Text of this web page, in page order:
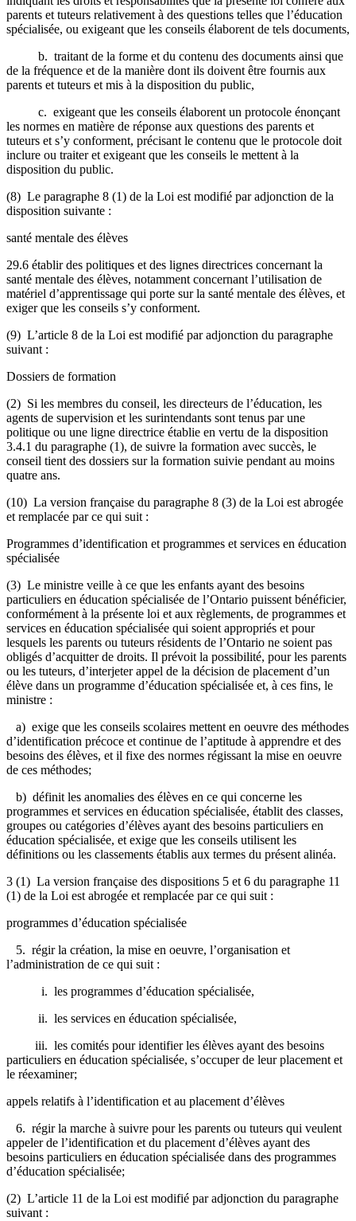
parents et tuteurs relativement à des questions telles que l’éducation
spécialisée, ou exigeant que les conseils élaborent de tels documents,
b. traitant de la forme et du contenu des documents ainsi que
de la fréquence et de la manière dont ils doivent être fournis aux
parents et tuteurs et mis à la disposition du public,
c. exigeant que les conseils élaborent un protocole énonçant
les normes en matière de réponse aux questions des parents et
tuteurs et s’y conforment, précisant le contenu que le protocole doit
inclure ou traiter et exigeant que les conseils le mettent à la
disposition du public.
(8) Le paragraphe 8 (1) de la Loi est modifié par adjonction de la
disposition suivante :
santé mentale des élèves
29.6 établir des politiques et des lignes directrices concernant la
santé mentale des élèves, notamment concernant l’utilisation de
matériel d’apprentissage qui porte sur la santé mentale des élèves, et
exiger que les conseils s’y conforment.
(9) L’article 8 de la Loi est modifié par adjonction du paragraphe
suivant :
Dossiers de formation
(2) Si les membres du conseil, les directeurs de l’éducation, les
agents de supervision et les surintendants sont tenus par une
politique ou une ligne directrice établie en vertu de la disposition
3.4.1 du paragraphe (1), de suivre la formation avec succès, le
conseil tient des dossiers sur la formation suivie pendant au moins
quatre ans.
(10) La version française du paragraphe 8 (3) de la Loi est abrogée
et remplacée par ce qui suit :
Programmes d’identification et programmes et services en éducation
spécialisée
(3) Le ministre veille à ce que les enfants ayant des besoins
particuliers en éducation spécialisée de l’Ontario puissent bénéficier,
conformément à la présente loi et aux règlements, de programmes et
services en éducation spécialisée qui soient appropriés et pour
lesquels les parents ou tuteurs résidents de l’Ontario ne soient pas
obligés d’acquitter de droits. Il prévoit la possibilité, pour les parents
ou les tuteurs, d’interjeter appel de la décision de placement d’un
élève dans un programme d’éducation spécialisée et, à ces fins, le
ministre :
a) exige que les conseils scolaires mettent en oeuvre des méthodes
d’identification précoce et continue de l’aptitude à apprendre et des
besoins des élèves, et il fixe des normes régissant la mise en oeuvre
de ces méthodes;
b) définit les anomalies des élèves en ce qui concerne les
programmes et services en éducation spécialisée, établit des classes,
groupes ou catégories d’élèves ayant des besoins particuliers en
éducation spécialisée, et exige que les conseils utilisent les
définitions ou les classements établis aux termes du présent alinéa.
3 (1) La version française des dispositions 5 et 6 du paragraphe 11
(1) de la Loi est abrogée et remplacée par ce qui suit :
programmes d’éducation spécialisée
5. régir la création, la mise en oeuvre, l’organisation et
l’administration de ce qui suit :
i. les programmes d’éducation spécialisée,
ii. les services en éducation spécialisée,
iii. les comités pour identifier les élèves ayant des besoins
particuliers en éducation spécialisée, s’occuper de leur placement et
le réexaminer;
appels relatifs à l’identification et au placement d’élèves
6. régir la marche à suivre pour les parents ou tuteurs qui veulent
appeler de l’identification et du placement d’élèves ayant des
besoins particuliers en éducation spécialisée dans des programmes
d’éducation spécialisée;
(2) L’article 11 de la Loi est modifié par adjonction du paragraphe
suivant :